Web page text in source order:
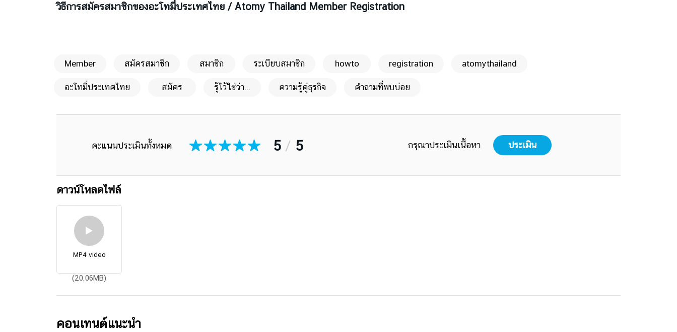
วิธีการสมัครสมาชิกของอะโทมี่ประเทศไทย / Atomy Thailand Member Registration
Member สมัครสมาชิก สมาชิก ระเบียบสมาชิก howto registration atomythailand
อะโทมี่ประเทศไทย สมัคร รู้ไว้ใช่ว่า... ความรู้คู่ธุรกิจ คำถามที่พบบ่อย
คะแนนประเมินทั้งหมด 5 / 5 กรุณาประเมินเนื้อหา ประเมิน
ดาวน์โหลดไฟล์
MP4 video
(20.06MB)
คอนเทนต์แนะนำ